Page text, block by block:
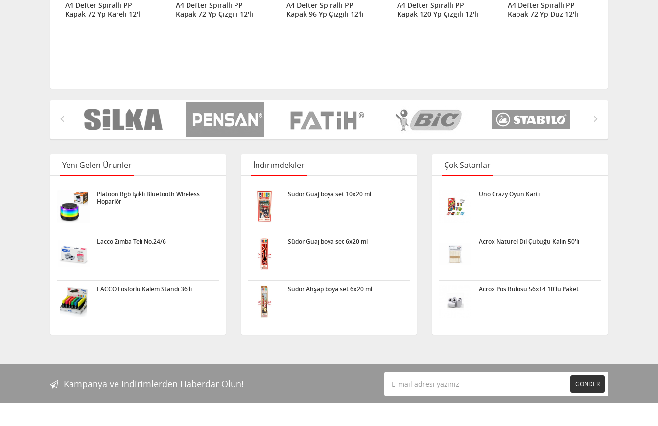
A4 Defter Spiralli PP
Kapak 72 Yp Kareli 12'li
A4 Defter Spiralli PP
Kapak 72 Yp Çizgili 12'li
A4 Defter Spiralli PP
Kapak 96 Yp Çizgili 12'li
A4 Defter Spiralli PP
Kapak 120 Yp Çizgili 12'li
A4 Defter Spiralli PP
Kapak 72 Yp Düz 12'li
Yeni Gelen Ürünler
Platoon Rgb Işıklı Bluetooth Wireless
Hoparlör
Lacco Zımba Teli No:24/6
LACCO Fosforlu Kalem Standı 36'lı
İndirimdekiler
Südor Guaj boya set 10x20 ml
Südor Guaj boya set 6x20 ml
Südor Ahşap boya set 6x20 ml
Çok Satanlar
Uno Crazy Oyun Kartı
Acrox Naturel Dil Çubuğu Kalın 50'li
Acrox Pos Rulosu 56x14 10'lu Paket
Kampanya ve İndirimlerden Haberdar Olun! GÖNDER